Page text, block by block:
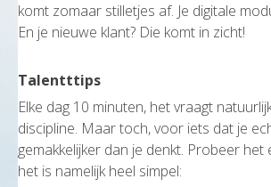
komt zomaar stilletjes af. Je digitale
En je nieuwe klant? Die komt in zicht!
Talentttips
Elke dag 10 minuten, het vraagt
discipline. Maar toch, voor iets dat je
gemakkelijker dan je denkt. Probeer het
het is namelijk heel simpel: